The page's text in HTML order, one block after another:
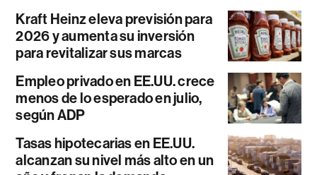
Kraft Heinz eleva previsión para
2026 y aumenta su inversión
para revitalizar sus marcas
Empleo privado en EE.UU. crece
menos de lo esperado en julio,
según ADP
Tasas hipotecarias en EE.UU.
alcanzan su nivel más alto en un